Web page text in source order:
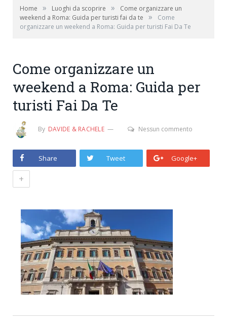
Home » Luoghi da scoprire »
Come organizzare un
weekend a Roma: Guida per turisti fai da te
»
Come
organizzare un weekend a Roma: Guida per turisti Fai Da Te
Come organizzare un
weekend a Roma: Guida per
turisti Fai Da Te
By DAVIDE & RACHELE Nessun commento
Share Tweet Google+
+